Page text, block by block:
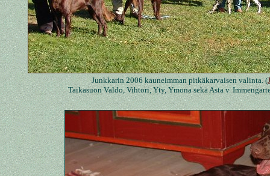
Junkkarin 2006 kauneimman pitkäkarvaisen valinta. (
Taikasuon Valdo, Vihtori, Yty, Ymona sekä Asta v.